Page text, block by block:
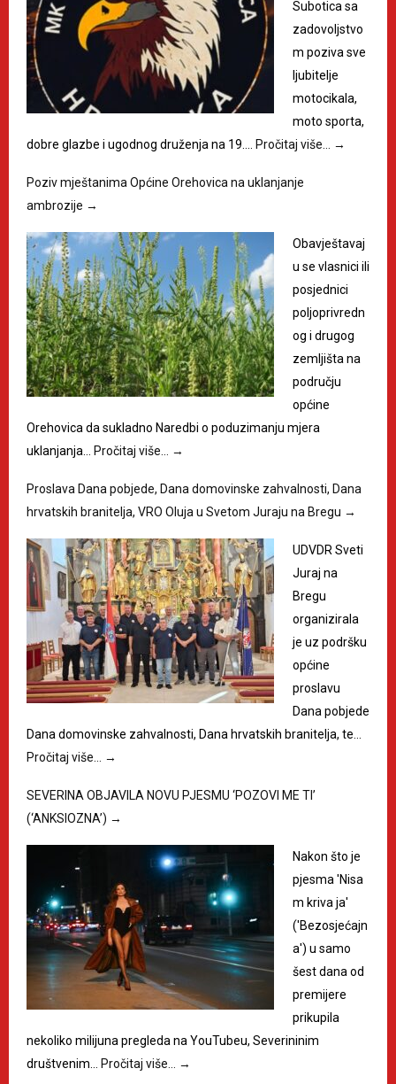
Subotica sa
zadovoljstvo
m poziva sve
ljubitelje
motocikala,
moto sporta,
dobre glazbe i ugodnog druženja na 19.…
Pročitaj više… →
Poziv mještanima Općine Orehovica na uklanjanje
ambrozije →
Obavještavaj
u se vlasnici ili
posjednici
poljoprivredn
og i drugog
zemljišta na
području
općine
Orehovica da sukladno Naredbi o poduzimanju mjera
uklanjanja…
Pročitaj više… →
Proslava Dana pobjede, Dana domovinske zahvalnosti, Dana
hrvatskih branitelja, VRO Oluja u Svetom Juraju na Bregu →
UDVDR Sveti
Juraj na
Bregu
organizirala
je uz podršku
općine
proslavu
Dana pobjede
Dana domovinske zahvalnosti, Dana hrvatskih branitelja, te…
Pročitaj više…
→
SEVERINA OBJAVILA NOVU PJESMU ‘POZOVI ME TI’
(‘ANKSIOZNA’) →
Nakon što je
pjesma 'Nisa
m kriva ja'
('Bezosjećajn
a') u samo
šest dana od
premijere
prikupila
nekoliko milijuna pregleda na YouTubeu, Severininim
društvenim…
Pročitaj više… →